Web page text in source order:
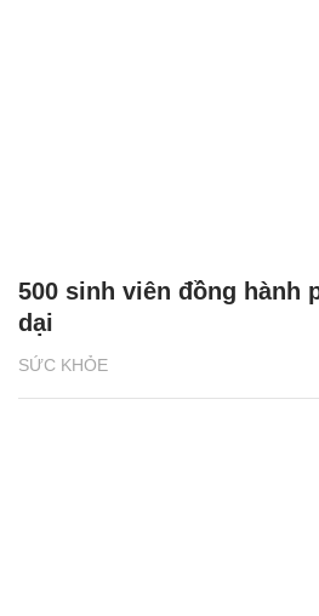
SỨC KHỎE
500 sinh viên đồng hành
dại